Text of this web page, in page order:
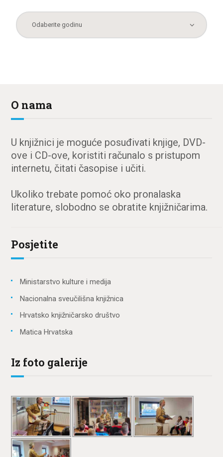
O nama
U knjižnici je moguće posuđivati knjige, DVD-
ove i CD-ove, koristiti računalo s pristupom
internetu, čitati časopise i učiti.
Ukoliko trebate pomoć oko pronalaska
literature, slobodno se obratite knjižničarima.
Posjetite
Ministarstvo kulture i medija
Nacionalna sveučilišna knjižnica
Hrvatsko knjižničarsko društvo
Matica Hrvatska
Iz foto galerije